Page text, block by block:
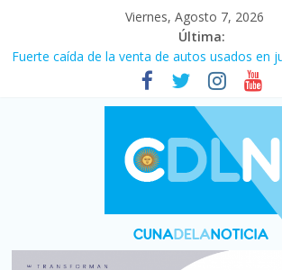
Viernes, Agosto 7, 2026
Última:
Fuerte caída de la venta de autos usados en
Central venció 1 a 0 al River de Coudet en el
La morosidad alcanzó su nivel más alto en
afecta a 400 mil deudores en Santa Fe
Desde que asumió Milei cerraron 41.000
denuncia crisis como en 2001
Vacaciones de invierno con más movimiento
turístico: 4,6 millones de personas viajaron